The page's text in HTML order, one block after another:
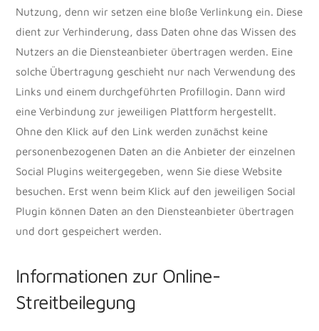
Nutzung, denn wir setzen eine bloße Verlinkung ein. Diese
dient zur Verhinderung, dass Daten ohne das Wissen des
Nutzers an die Diensteanbieter übertragen werden. Eine
solche Übertragung geschieht nur nach Verwendung des
Links und einem durchgeführten Profillogin. Dann wird
eine Verbindung zur jeweiligen Plattform hergestellt.
Ohne den Klick auf den Link werden zunächst keine
personenbezogenen Daten an die Anbieter der einzelnen
Social Plugins weitergegeben, wenn Sie diese Website
besuchen. Erst wenn beim Klick auf den jeweiligen Social
Plugin können Daten an den Diensteanbieter übertragen
und dort gespeichert werden.
Informationen zur Online-
Streitbeilegung